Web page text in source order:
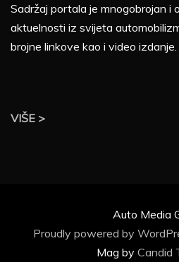
Sadržaj portala je mnogobrojan i
aktuelnosti iz svijeta
brojne linkove kao i video izdanje.
VIŠE >
Auto Media
Proudly powered by
Mag by Candid